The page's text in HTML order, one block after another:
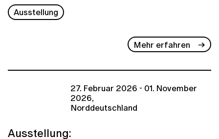
Ausstellung
Mehr erfahren
27. Februar 2026 - 01. November
2026,
Norddeutschland
Ausstellung: